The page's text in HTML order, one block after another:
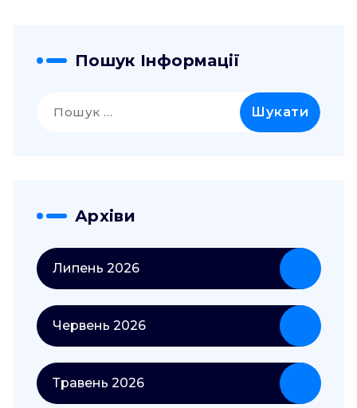
Пошук Інформації
Архіви
Липень 2026
Червень 2026
Травень 2026